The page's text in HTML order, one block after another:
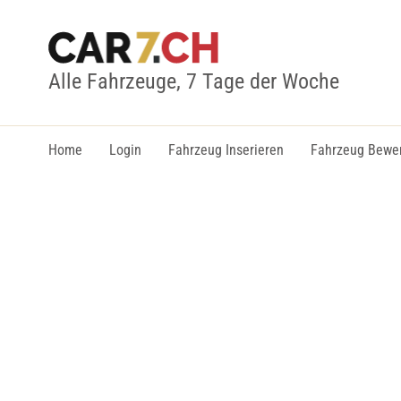
Alle Fahrzeuge, 7 Tage der Woche
Home Login Fahrzeug Inserieren Fahrzeug